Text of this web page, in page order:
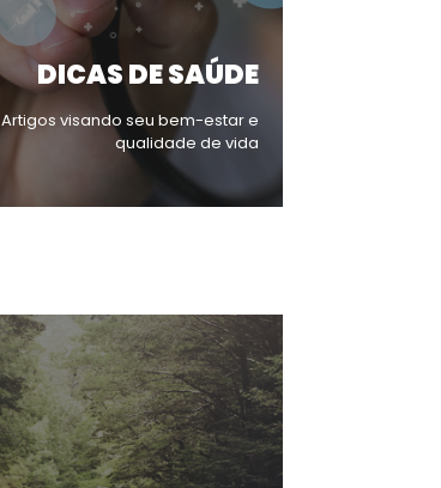
DICAS DE SAÚDE
Artigos visando seu bem-estar e
qualidade de vida